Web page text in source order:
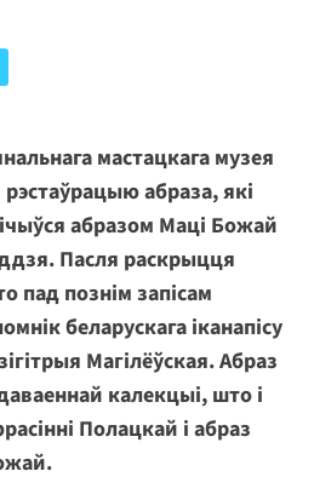
мастацкага музея
абраза, які
абразом Маці Божай
Пасля раскрыцця
пад познім запісам
беларускага іканапісу
Магілёўская. Абраз
калекцыі, што і
Полацкай і абраз